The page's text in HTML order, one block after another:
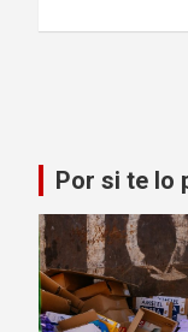
entradas
Por si te lo